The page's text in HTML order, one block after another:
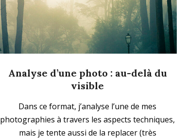
Analyse d’une photo : au-delà du
visible
22
Dans ce format, j’analyse l’une de mes
photographies à travers les aspects techniques,
mais je tente aussi de la replacer (très